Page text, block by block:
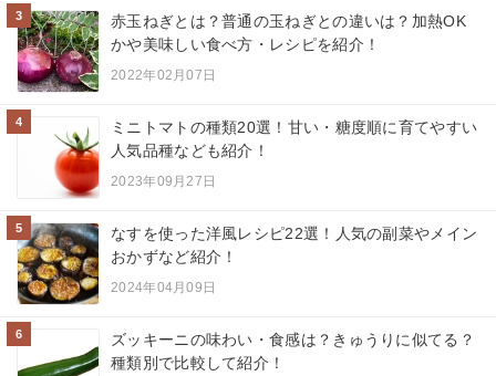
3
赤玉ねぎとは？普通の玉ねぎとの違いは？加熱OK
かや美味しい食べ方・レシピを紹介！
2022年02月07日
4
ミニトマトの種類20選！甘い・糖度順に育てやすい
人気品種なども紹介！
2023年09月27日
5
なすを使った洋風レシピ22選！人気の副菜やメイン
おかずなど紹介！
2024年04月09日
6
ズッキーニの味わい・食感は？きゅうりに似てる？
種類別で比較して紹介！